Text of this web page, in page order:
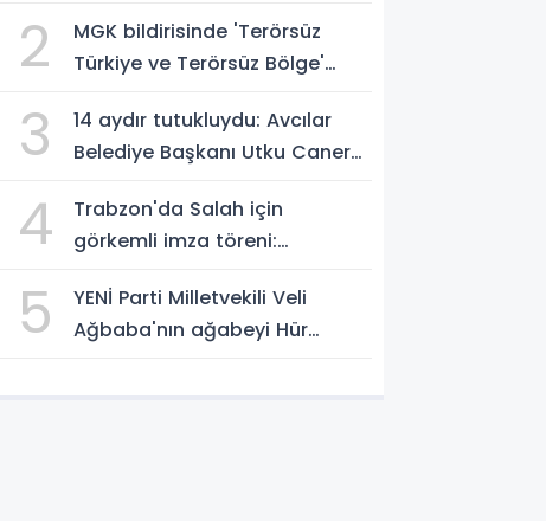
2
MGK bildirisinde 'Terörsüz
Türkiye ve Terörsüz Bölge'
3
14 aydır tutukluydu: Avcılar
Belediye Başkanı Utku Caner
4
Trabzon'da Salah için
görkemli imza töreni:
sabırsızlanıyorum'
5
YENİ Parti Milletvekili Veli
Ağbaba'nın ağabeyi Hür